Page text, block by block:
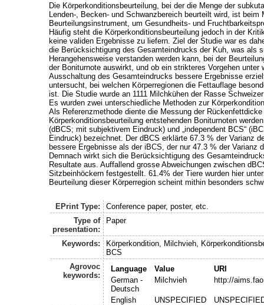
Die Körperkonditionsbeurteilung, bei der die Menge der
Lenden-, Becken- und Schwanzbereich beurteilt wird, ist
Beurteilungsinstrument, um Gesundheits- und
Häufig steht die Körperkonditionsbeurteilung jedoch in der
keine validen Ergebnisse zu liefern. Ziel der Studie war es
die Berücksichtigung des Gesamteindrucks der Kuh, was als
Herangehensweise verstanden werden kann, bei der
der Boniturnote auswirkt, und ob ein strikteres Vorgehen unter
Ausschaltung des Gesamteindrucks bessere Ergebnisse
untersucht, bei welchen Körperregionen die Fettauflage
ist. Die Studie wurde an 1111 Milchkühen der Rasse
Es wurden zwei unterschiedliche Methoden zur
Als Referenzmethode diente die Messung der
Körperkonditionsbeurteilung entstehenden Boniturnoten
(dBCS; mit subjektivem Eindruck) und „independent BCS“
Eindruck) bezeichnet. Der dBCS erklärte 67.3 % der Varianz
bessere Ergebnisse als der iBCS, der nur 47.3 % der Varianz
Demnach wirkt sich die Berücksichtigung des
Resultate aus. Auffallend grosse Abweichungen zwischen
Sitzbeinhöckern festgestellt. 61.4% der Tiere wurden hier
Beurteilung dieser Körperregion scheint mithin besonders
EPrint Type:
Conference paper, poster, etc.
Type of
presentation:
Paper
Keywords:
Körperkondition, Milchvieh,
BCS
Agrovoc
keywords:
Language Value
URI
German -
Deutsch
Milchvieh http://
English UNSPECIFIED